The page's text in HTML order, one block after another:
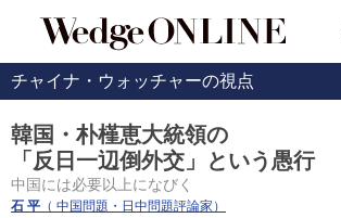
チャイナ・ウォッチャーの視点
韓国・朴槿恵大統領の
「反日一辺倒外交」という愚行
中国には必要以上になびく
石 平 （ 中国問題・日中問題評論家）